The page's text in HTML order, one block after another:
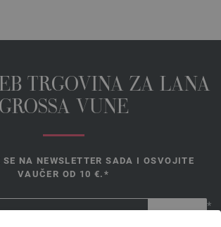
TRGOVINA ZA LANA
GROSSA VUNE
SE NA NEWSLETTER SADA I OSVOJITE
VAUČER OD 10 €.*
*